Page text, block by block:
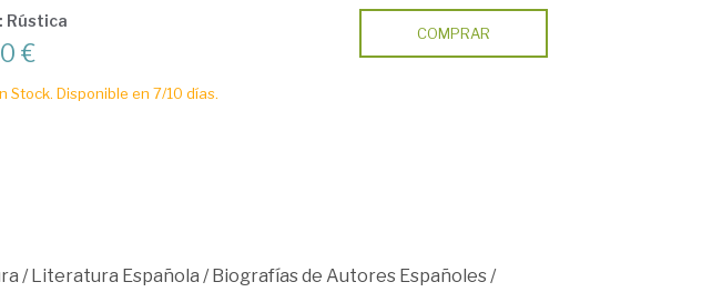
Rústica
€
Stock. Disponible en 7/10 días.
COMPRAR
/Literatura Española /Biografías de Autores Españoles/